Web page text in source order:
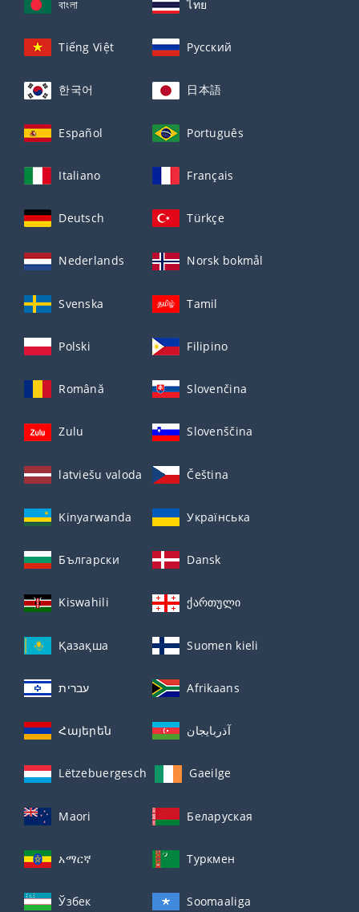
বাংলা ไทย
Tiếng Việt Русский
한국어 日本語
Español Português
Italiano Français
Deutsch Türkçe
Nederlands Norsk bokmål
Svenska Tamil
Polski Filipino
Română Slovenčina
Zulu Slovenščina
latviešu valoda Čeština
Kinyarwanda Українська
Български Dansk
Kiswahili ქართული
Қазақша Suomen kieli
עברית Afrikaans
Հայերեն آذربايجان
Lëtzebuergesch Gaeilge
Maori Беларуская
አማርኛ Туркмен
Ўзбек Soomaaliga